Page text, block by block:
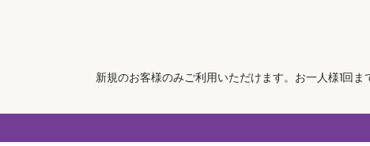
新規のお客様のみご利用いただけます。お一人様1回